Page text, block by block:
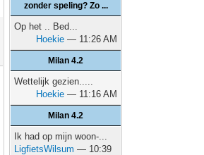
zonder speling? Zo ...
Op het .. Bed...
Hoekie — 11:26 AM
Milan 4.2
Wettelijk gezien.....
Hoekie — 11:16 AM
Milan 4.2
Ik had op mijn woon-...
LigfietsWilsum — 10:39